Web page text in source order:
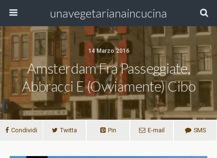
unavegetarianaincucina
14 Marzo 2016
Amsterdam Fra Passeggiate,
Abbracci E (ovviamente) Cibo
Condividi Twitta Pin E-mail SMS